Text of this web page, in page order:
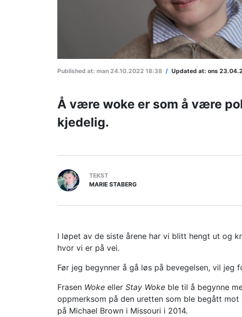
Published at: man 24.10.2022 18:38 / Updated at: ons
Å være woke er som å være
kjedelig.
TEKST
MARIE STABERG
I løpet av de siste årene har vi blitt hengt ut og
hvor vi er på vei.
Før jeg begynner å gå løs på bevegelsen, vil
Frasen Woke eller Stay Woke ble til å begynne
oppmerksom på den uretten som ble begått
på Michael Brown i Missouri i 2014.